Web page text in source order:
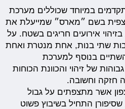
במיוחד שכוללים מערכת
בשם ״מארס״ שמייעלת את
אירועים חריגים בשטח. על
שתי בנות, אחת מנטרת ואחת
בנוסף למערכת
של זיהוי והכוונת הכוחות
חזקה וחשובה.
אשר מתצפתים על גבול
התחיל בשיבוץ פשוט